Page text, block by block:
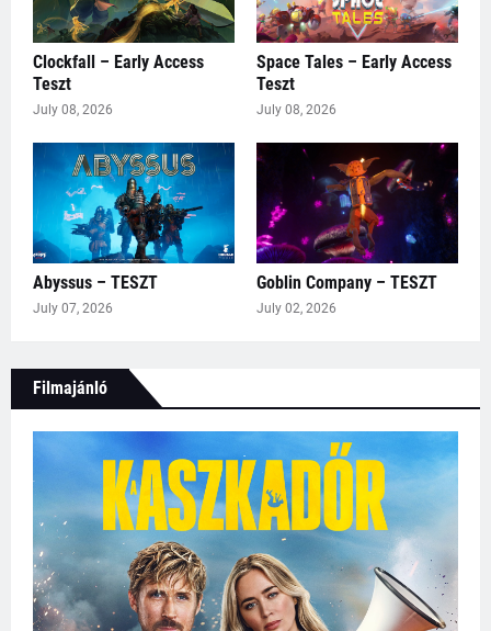
Clockfall – Early Access
Teszt
July 08, 2026
Space Tales – Early Access
Teszt
July 08, 2026
Abyssus – TESZT
July 07, 2026
Goblin Company – TESZT
July 02, 2026
Filmajánló